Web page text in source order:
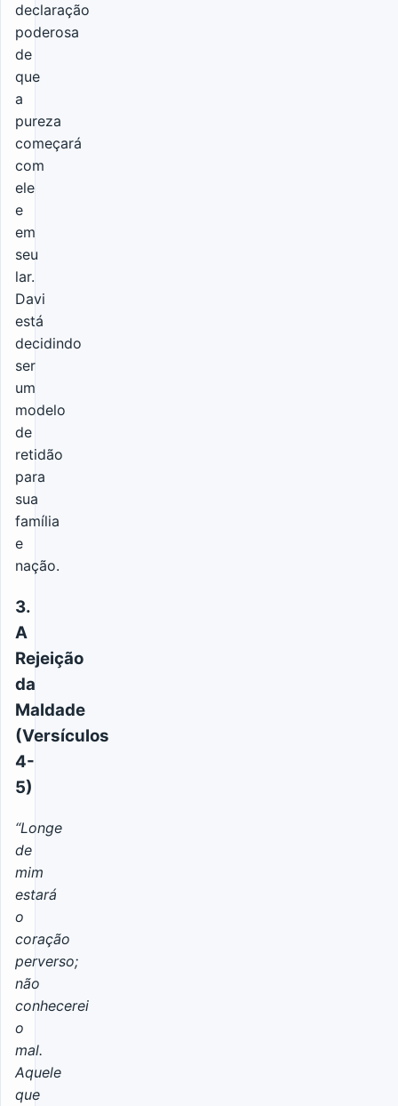
declaração
poderosa
de
que
a
pureza
começará
com
ele
e
em
seu
lar.
Davi
está
decidindo
ser
um
modelo
de
retidão
para
sua
família
e
nação.
3.
A
Rejeição
da
Maldade
(Versículos
4-
5)
“Longe
de
mim
estará
o
coração
perverso;
não
conhecerei
o
mal.
Aquele
que